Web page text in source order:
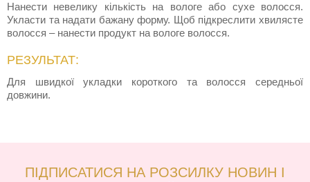
Нанести невелику кількість на вологе або сухе волосся.
Укласти та надати бажану форму. Щоб підкреслити хвилясте
волосся – нанести продукт на вологе волосся.
РЕЗУЛЬТАТ:
Для швидкої укладки короткого та волосся середньої
довжини.
ПІДПИСАТИСЯ НА РОЗСИЛКУ НОВИН І